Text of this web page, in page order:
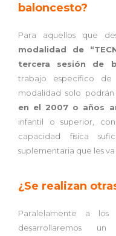
baloncesto?
Para aquellos que
modalidad de
tercera sesión de
trabajo específico de
modalidad solo
en el 2007 o años
infantil o superior,
capacidad física
suplementaria que les
¿Se realizan
Paralelamente a los
desarrollaremos